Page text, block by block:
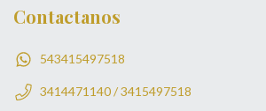
Contactanos
543415497518
3414471140 / 3415497518